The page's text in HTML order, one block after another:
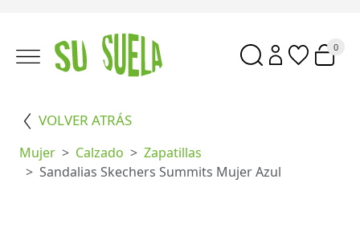
0
VOLVER ATRÁS
Mujer Calzado
Zapatillas
Sandalias Skechers Summits Mujer Azul